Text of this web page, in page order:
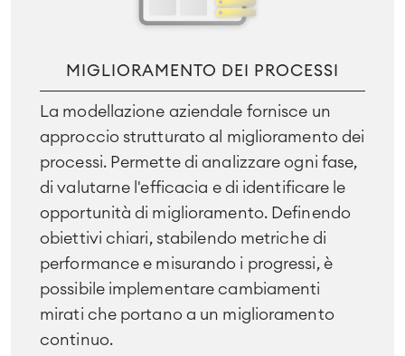
MIGLIORAMENTO DEI PROCESSI
La modellazione aziendale fornisce un
approccio strutturato al miglioramento dei
processi. Permette di analizzare ogni fase,
di valutarne l'efficacia e di identificare le
opportunità di miglioramento. Definendo
obiettivi chiari, stabilendo metriche di
performance e misurando i progressi, è
possibile implementare cambiamenti
mirati che portano a un miglioramento
continuo.